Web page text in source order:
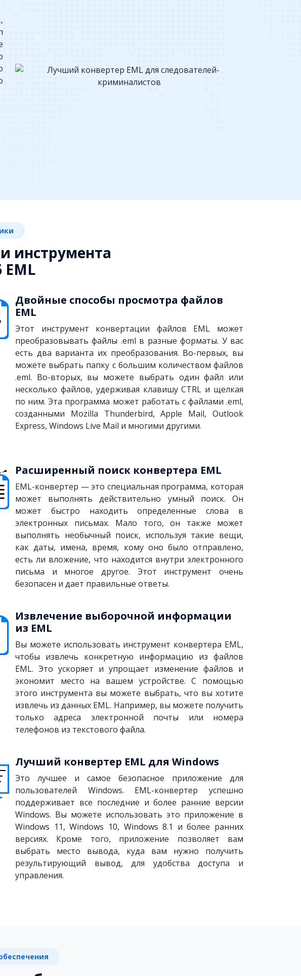
инструмента
EML
Двойные способы просмотра файлов
EML
Этот инструмент конвертации файлов EML может
преобразовывать файлы .eml в разные форматы. У вас
есть два варианта их преобразования. Во-первых, вы
можете выбрать папку с большим количеством файлов
.eml. Во-вторых, вы можете выбрать один файл или
несколько файлов, удерживая клавишу CTRL и щелкая
по ним. Эта программа может работать с файлами .eml,
созданными Mozilla Thunderbird, Apple Mail, Outlook
Express, Windows Live Mail и многими другими.
Расширенный поиск конвертера EML
EML-конвертер — это специальная программа, которая
может выполнять действительно умный поиск. Он
может быстро находить определенные слова в
электронных письмах. Мало того, он также может
выполнять необычный поиск, используя такие вещи,
как даты, имена, время, кому оно было отправлено,
есть ли вложение, что находится внутри электронного
письма и многое другое. Этот инструмент очень
безопасен и дает правильные ответы.
Извлечение выборочной информации
из EML
Вы можете использовать инструмент конвертера EML,
чтобы извлечь конкретную информацию из файлов
EML. Это ускоряет и упрощает изменение файлов и
экономит место на вашем устройстве. С помощью
этого инструмента вы можете выбрать, что вы хотите
извлечь из данных EML. Например, вы можете получить
только адреса электронной почты или номера
телефонов из текстового файла.
Лучший конвертер EML для Windows
Это лучшее и самое безопасное приложение для
пользователей Windows. EML-конвертер успешно
поддерживает все последние и более ранние версии
Windows. Вы можете использовать это приложение в
Windows 11, Windows 10, Windows 8.1 и более ранних
версиях. Кроме того, приложение позволяет вам
выбрать место вывода, куда вам нужно получить
результирующий вывод, для удобства доступа и
управления.